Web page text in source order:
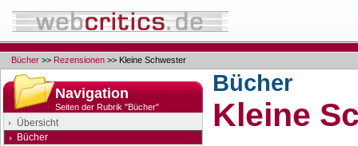
Bücher >> Rezensionen >> Kleine Schwester
Navigation
Seiten der Rubrik "Bücher"
Übersicht
Bücher
Bücher
Kleine